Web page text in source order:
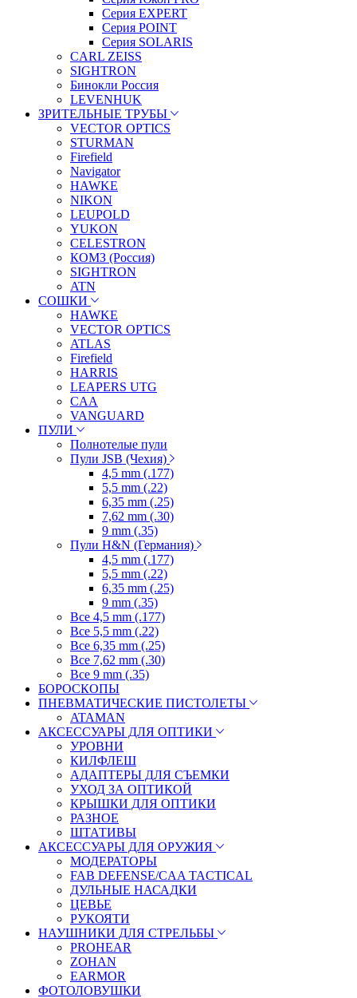
Серия EXPERT
Серия POINT
Серия SOLARIS
CARL ZEISS
SIGHTRON
Бинокли Россия
LEVENHUK
ЗРИТЕЛЬНЫЕ ТРУБЫ
VECTOR OPTICS
STURMAN
Firefield
Navigator
HAWKE
NIKON
LEUPOLD
YUKON
CELESTRON
КОМЗ (Россия)
SIGHTRON
ATN
СОШКИ
HAWKE
VECTOR OPTICS
ATLAS
Firefield
HARRIS
LEAPERS UTG
CAA
VANGUARD
ПУЛИ
Полнотелые пули
Пули JSB (Чехия)
4,5 mm (.177)
5,5 mm (.22)
6,35 mm (.25)
7,62 mm (.30)
9 mm (.35)
Пули H&N (Германия)
4,5 mm (.177)
5,5 mm (.22)
6,35 mm (.25)
9 mm (.35)
Все 4,5 mm (.177)
Все 5,5 mm (.22)
Все 6,35 mm (.25)
Все 7,62 mm (.30)
Все 9 mm (.35)
БОРОСКОПЫ
ПНЕВМАТИЧЕСКИЕ ПИСТОЛЕТЫ
ATAMAN
АКСЕССУАРЫ ДЛЯ ОПТИКИ
УРОВНИ
КИЛФЛЕШ
АДАПТЕРЫ ДЛЯ СЪЕМКИ
УХОД ЗА ОПТИКОЙ
КРЫШКИ ДЛЯ ОПТИКИ
РАЗНОЕ
ШТАТИВЫ
АКСЕССУАРЫ ДЛЯ ОРУЖИЯ
МОДЕРАТОРЫ
FAB DEFENSE/CAA TACTICAL
ДУЛЬНЫЕ НАСАДКИ
ЦЕВЬЕ
РУКОЯТИ
НАУШНИКИ ДЛЯ СТРЕЛЬБЫ
PROHEAR
ZOHAN
EARMOR
ФОТОЛОВУШКИ